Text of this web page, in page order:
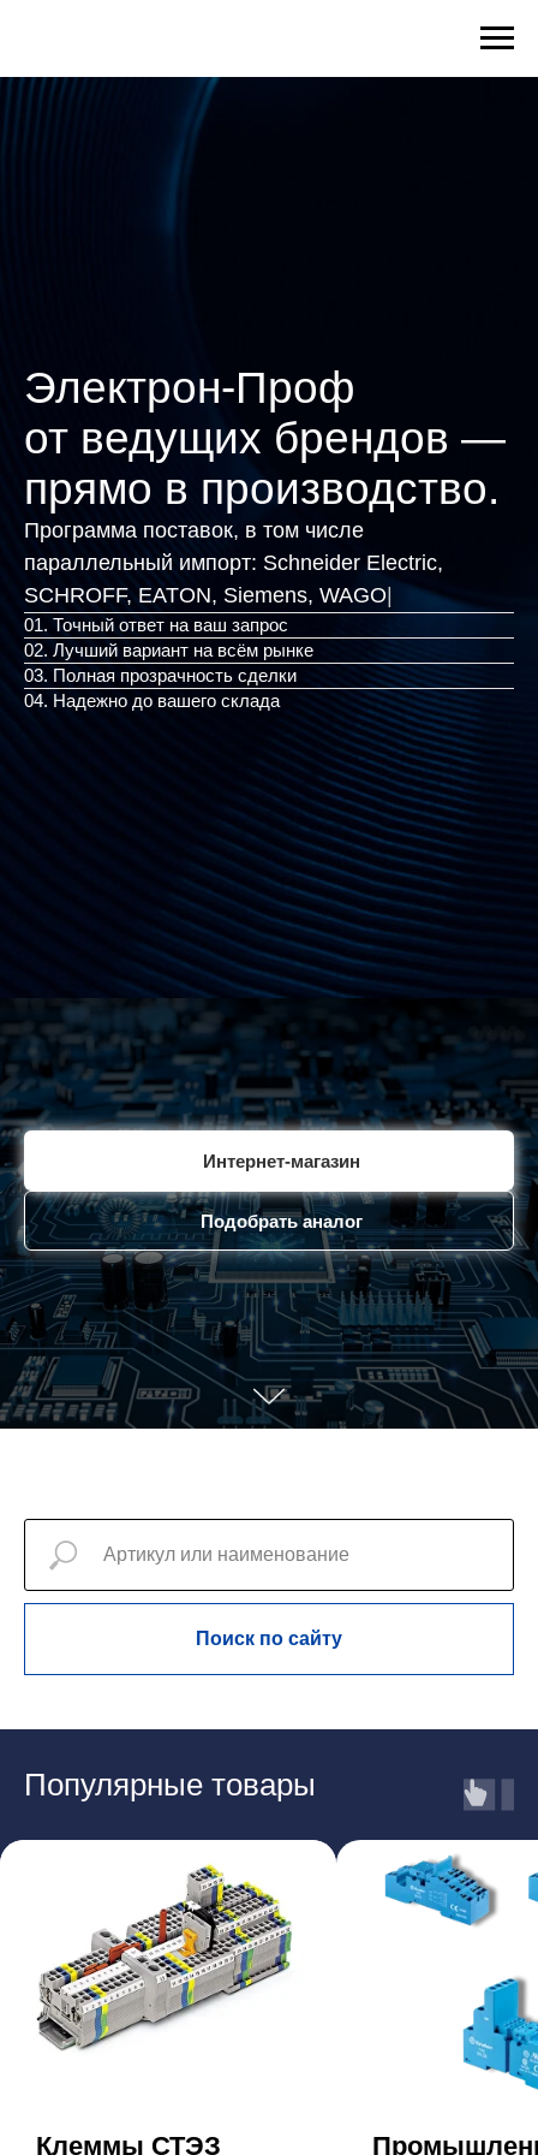
Электрон-Проф
от ведущих брендов —
прямо в производство.
Программа поставок, в том числе
параллельный импорт: Schneider Electric,
SCHROFF, EATON, |
01. Точный ответ на ваш запрос
02. Лучший вариант на всём рынке
03. Полная прозрачность сделки
04. Надежно до вашего склада
Интернет-магазин
Подобрать аналог
Поиск по сайту
Популярные товары
Клеммы СТЭЗ